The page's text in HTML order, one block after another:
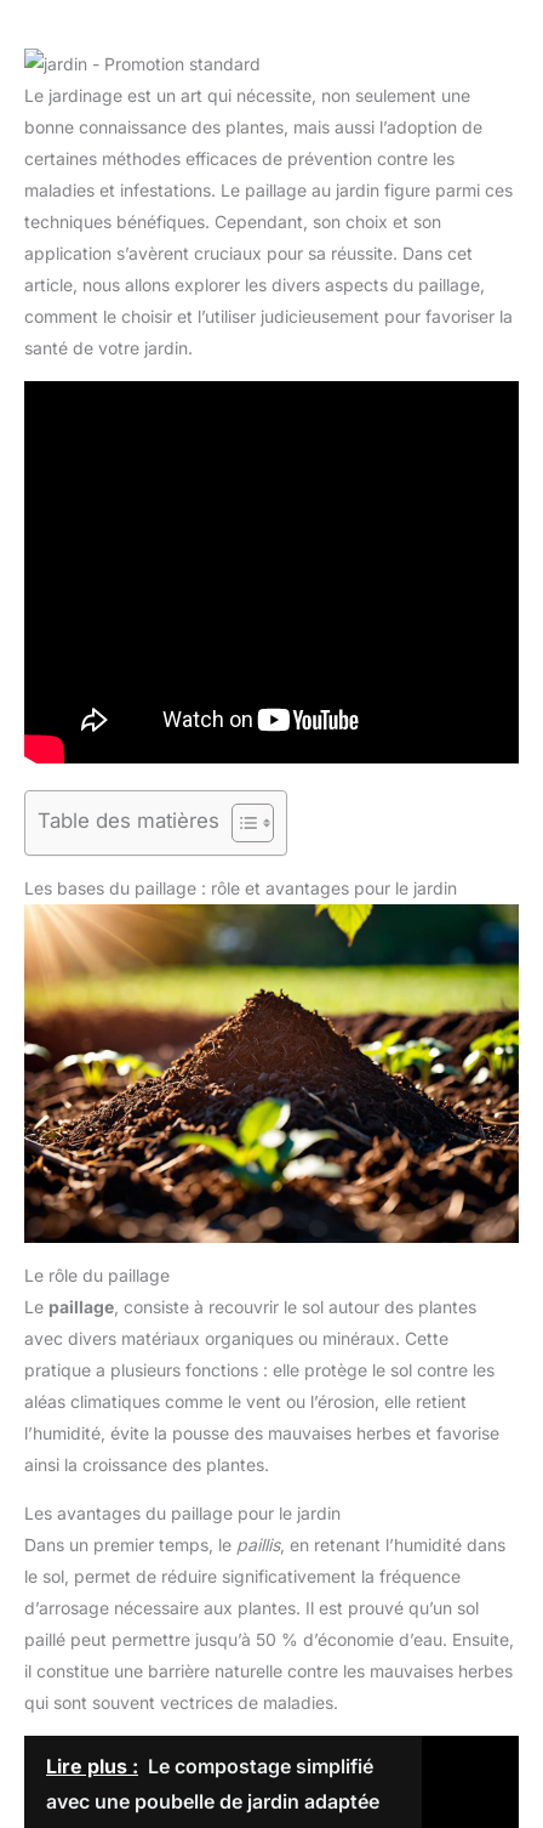
Le jardinage est un art qui nécessite, non seulement une
bonne connaissance des plantes, mais aussi l’adoption de
certaines méthodes efficaces de prévention contre les
maladies et infestations. Le paillage au jardin figure parmi ces
techniques bénéfiques. Cependant, son choix et son
application s’avèrent cruciaux pour sa réussite. Dans cet
article, nous allons explorer les divers aspects du paillage,
comment le choisir et l’utiliser judicieusement pour favoriser la
santé de votre jardin.
Table des matières
Les bases du paillage : rôle et avantages pour le jardin
Le rôle du paillage
Le paillage , consiste à recouvrir le sol autour des plantes
avec divers matériaux organiques ou minéraux. Cette
pratique a plusieurs fonctions : elle protège le sol contre les
aléas climatiques comme le vent ou l’érosion, elle retient
l’humidité, évite la pousse des mauvaises herbes et favorise
ainsi la croissance des plantes.
Les avantages du paillage pour le jardin
Dans un premier temps, le paillis, en retenant l’humidité dans
le sol, permet de réduire significativement la fréquence
d’arrosage nécessaire aux plantes. Il est prouvé qu’un sol
paillé peut permettre jusqu’à 50 % d’économie d’eau. Ensuite,
il constitue une barrière naturelle contre les mauvaises herbes
qui sont souvent vectrices de maladies.
Lire plus : Le compostage simplifié
avec une poubelle de jardin adaptée